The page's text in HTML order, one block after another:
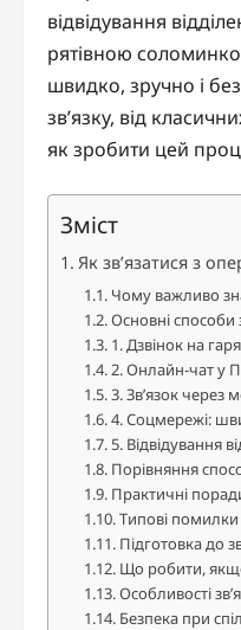
відвідування
рятівною
швидко, зручно і
зв’язку, від
як зробити цей
Зміст
Як зв’язатися з
Чому важливо
Основні способи
1. Дзвінок на
2. Онлайн-чат у
3. Зв’язок через
4. Соцмережі:
5. Відвідування
Порівняння
Практичні
Типові
Підготовка до
Що робити,
Особливості
Безпека при